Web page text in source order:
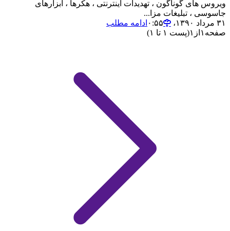
ویروس های گوناگون ، تهدیدات اینترنتی ، هکرها ، ابزارهای
جاسوسی ، تبلیغات مزا...
۳۱ مرداد ۱۳۹۰،‏ ۰:۵۵
ادامه مطلب
صفحه ۱ از ۱(پست ۱ تا ۱)